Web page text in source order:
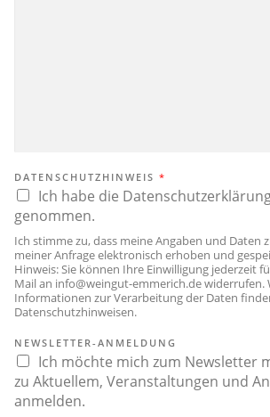
DATENSCHUTZHINWEIS *
Ich habe die
genommen.
Ich stimme zu, dass meine Angaben und Daten
meiner Anfrage elektronisch erhoben und
Hinweis: Sie können Ihre Einwilligung jederzeit
Mail an info@weingut-emmerich.dewiderrufen.
Informationen zur Verarbeitung der Daten
Datenschutzhinweisen.
NEWSLETTER-ANMELDUNG
Ich möchte mich zum Newsletter
zu Aktuellem, Veranstaltungen und
anmelden.